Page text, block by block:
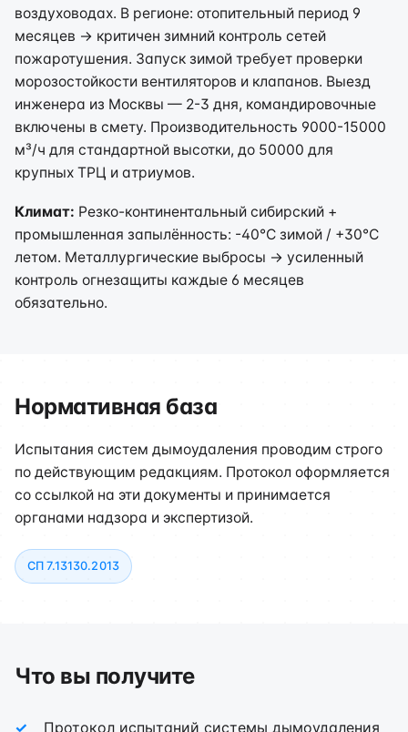
воздуховодах. В регионе: отопительный период 9
месяцев → критичен зимний контроль сетей
пожаротушения. Запуск зимой требует проверки
морозостойкости вентиляторов и клапанов. Выезд
инженера из Москвы — 2-3 дня, командировочные
включены в смету. Производительность 9000-15000
м³/ч для стандартной высотки, до 50000 для
крупных ТРЦ и атриумов.
Климат: Резко-континентальный сибирский +
промышленная запылённость: -40°C зимой / +30°C
летом. Металлургические выбросы → усиленный
контроль огнезащиты каждые 6 месяцев
обязательно.
Нормативная база
Испытания систем дымоудаления проводим строго
по действующим редакциям. Протокол оформляется
со ссылкой на эти документы и принимается
органами надзора и экспертизой.
СП 7.13130.2013
Что вы получите
Протокол испытаний системы дымоудаления